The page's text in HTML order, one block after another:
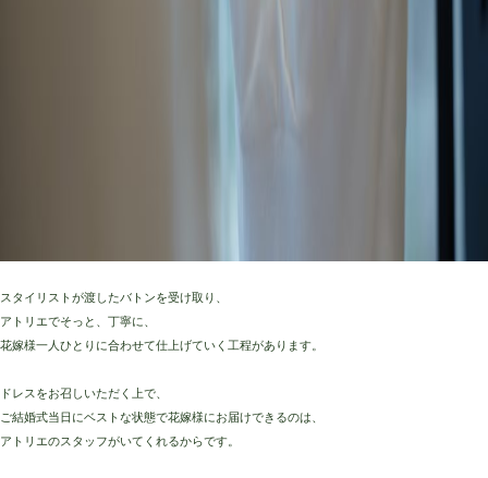
スタイリストが渡したバトンを受け取り、
アトリエでそっと、丁寧に、
花嫁様一人ひとりに合わせて仕上げていく工程があります。
ドレスをお召しいただく上で、
ご結婚式当日にベストな状態で花嫁様にお届けできるのは、
アトリエのスタッフがいてくれるからです。